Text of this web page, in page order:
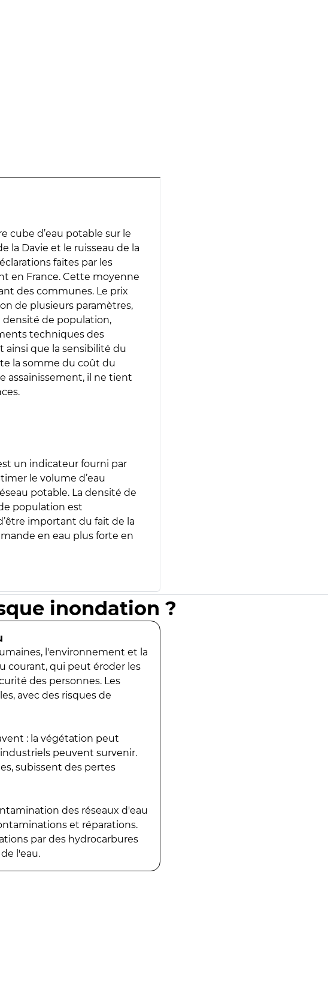
cube d’eau potable sur le
la Davie et le ruisseau de la
faites par les
en France. Cette moyenne
des communes. Le prix
de plusieurs paramètres,
densité de population,
techniques des
ainsi que la sensibilité du
la somme du coût du
assainissement, il ne tient
un indicateur fourni par
le volume d’eau
potable. La densité de
population est
important du fait de la
en eau plus forte en
inondation ?
l'environnement et la
courant, qui peut éroder les
des personnes. Les
avec des risques de
: la végétation peut
peuvent survenir.
subissent des pertes
des réseaux d'eau
et réparations.
par des hydrocarbures
l'eau.